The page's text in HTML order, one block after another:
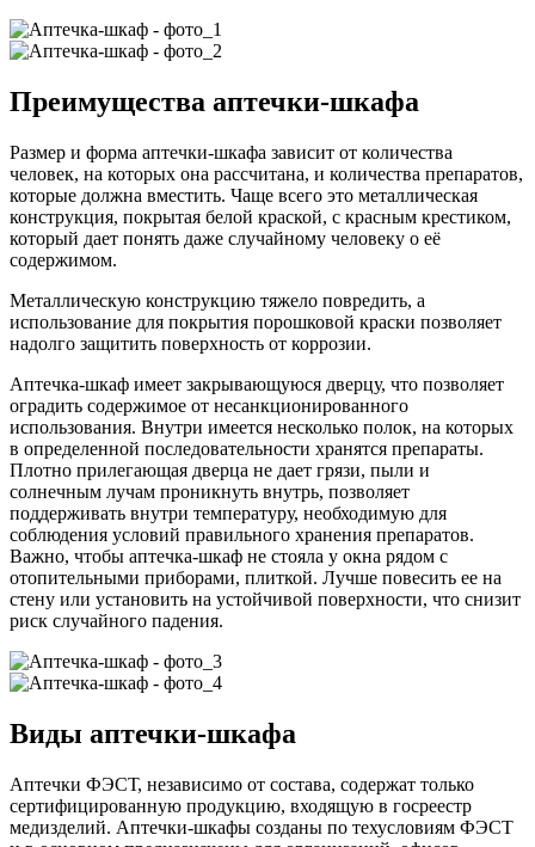
Преимущества аптечки-шкафа
Размер и форма аптечки-шкафа зависит от количества
человек, на которых она рассчитана, и количества препаратов,
которые должна вместить. Чаще всего это металлическая
конструкция, покрытая белой краской, с красным крестиком,
который дает понять даже случайному человеку о её
содержимом.
Металлическую конструкцию тяжело повредить, а
использование для покрытия порошковой краски позволяет
надолго защитить поверхность от коррозии.
Аптечка-шкаф имеет закрывающуюся дверцу, что позволяет
оградить содержимое от несанкционированного
использования. Внутри имеется несколько полок, на которых
в определенной последовательности хранятся препараты.
Плотно прилегающая дверца не дает грязи, пыли и
солнечным лучам проникнуть внутрь, позволяет
поддерживать внутри температуру, необходимую для
соблюдения условий правильного хранения препаратов.
Важно, чтобы аптечка-шкаф не стояла у окна рядом с
отопительными приборами, плиткой. Лучше повесить ее на
стену или установить на устойчивой поверхности, что снизит
риск случайного падения.
Виды аптечки-шкафа
Аптечки ФЭСТ, независимо от состава, содержат только
сертифицированную продукцию, входящую в госреестр
медизделий. Аптечки-шкафы созданы по техусловиям ФЭСТ